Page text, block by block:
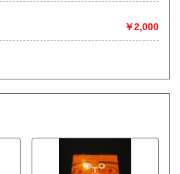
て左側の商店街を直進2分、通り
を拠点として無料出張買取も行っ
談ください。
￥2,000